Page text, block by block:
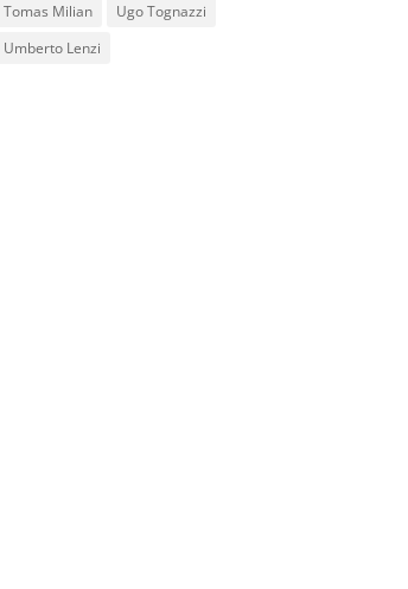
Tomas Milian
Ugo Tognazzi
Umberto Lenzi